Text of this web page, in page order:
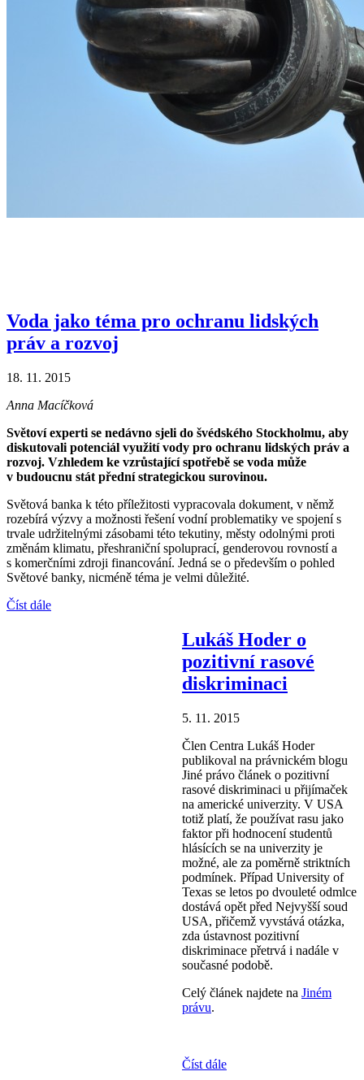
Voda jako téma pro ochranu lidských
práv a rozvoj
18. 11. 2015
Anna Macíčková
Světoví experti se nedávno sjeli do švédského Stockholmu, aby
diskutovali potenciál využití vody pro ochranu lidských práv a
rozvoj. Vzhledem ke vzrůstající spotřebě se voda může
v budoucnu stát přední strategickou surovinou.
Světová banka k této příležitosti vypracovala dokument, v němž
rozebírá výzvy a možnosti řešení vodní problematiky ve spojení s
trvale udržitelnými zásobami této tekutiny, městy odolnými proti
změnám klimatu, přeshraniční spoluprací, genderovou rovností a
s komerčními zdroji financování. Jedná se o především o pohled
Světové banky, nicméně téma je velmi důležité.
Číst dále
Lukáš Hoder o
pozitivní rasové
diskriminaci
5. 11. 2015
Člen Centra Lukáš Hoder
publikoval na právnickém blogu
Jiné právo článek o pozitivní
rasové diskriminaci u přijímaček
na americké univerzity. V USA
totiž platí, že používat rasu jako
faktor při hodnocení studentů
hlásících se na univerzity je
možné, ale za poměrně striktních
podmínek. Případ University of
Texas se letos po dvouleté odmlce
dostává opět před Nejvyšší soud
USA, přičemž vyvstává otázka,
zda ústavnost pozitivní
diskriminace přetrvá i nadále v
současné podobě.
Celý článek najdete na Jiném
právu.
Číst dále